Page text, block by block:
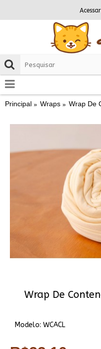
Acessar
Principal Wraps Wrap De
Wrap De
Modelo: WCACL